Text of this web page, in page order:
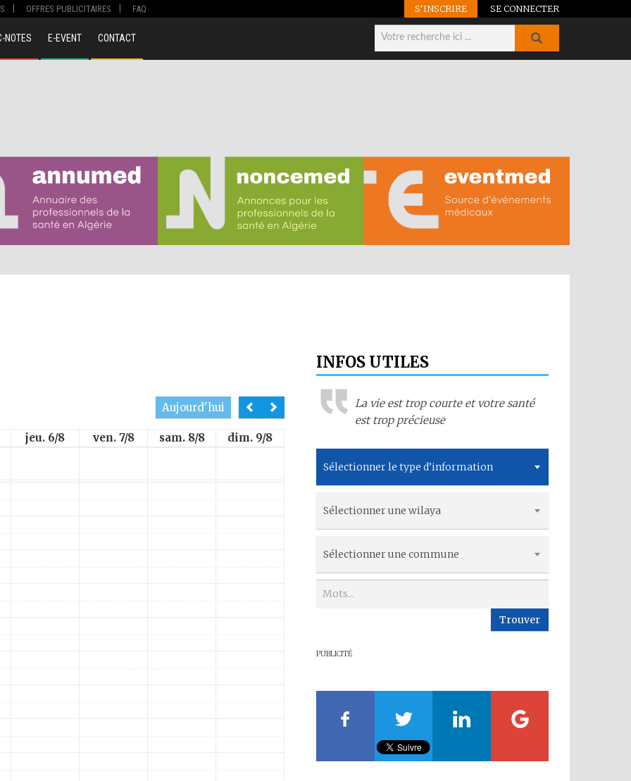
OFFRES PUBLICITAIRES FAQ S'INSCRIRE SE CONNECTER
NOTES E-EVENT CONTACT
Aujourd'hui
jeu. 6/8 ven. 7/8 sam. 8/8
dim. 9/8
INFOS UTILES
La vie est trop courte et votre santé
est trop précieuse
Sélectionner le type d’information
Sélectionner une wilaya
Sélectionner une commune
Trouver
PUBLICITÉ